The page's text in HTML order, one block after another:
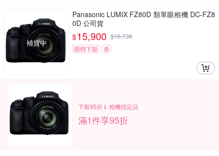
補貨中
Panasonic LUMIX FZ80D 類單眼相機 DC-FZ8
0D 公司貨
$15,900 $16,736
限時下殺
券
下殺95折⇓ 相機指定品
滿1件享95折